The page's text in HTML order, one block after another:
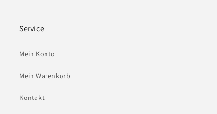
Service
Mein Konto
Mein Warenkorb
Kontakt